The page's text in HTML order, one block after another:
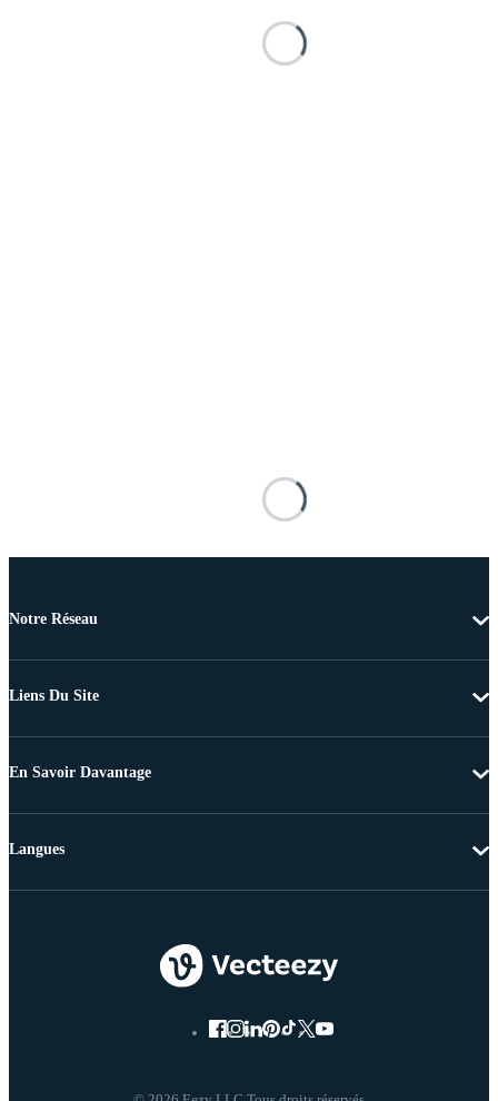
Notre Réseau
Liens Du Site
En Savoir Davantage
Langues